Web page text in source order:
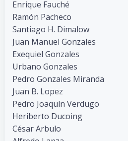
Enrique Fauché
Ramón Pacheco
Santiago H. Dimalow
Juan Manuel Gonzales
Exequiel Gonzales
Urbano Gonzales
Pedro Gonzales Miranda
Juan B. Lopez
Pedro Joaquín Verdugo
Heriberto Ducoing
César Arbulo